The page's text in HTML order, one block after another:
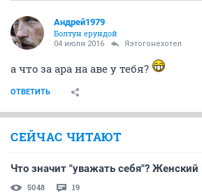
Андрей1979
Болтун ерундой
04 июля 2016 Яэтогонехотел
а что за ара на аве у тебя?
ОТВЕТИТЬ
СЕЙЧАС ЧИТАЮТ
Что значит "уважать себя"? Женский
5048 19